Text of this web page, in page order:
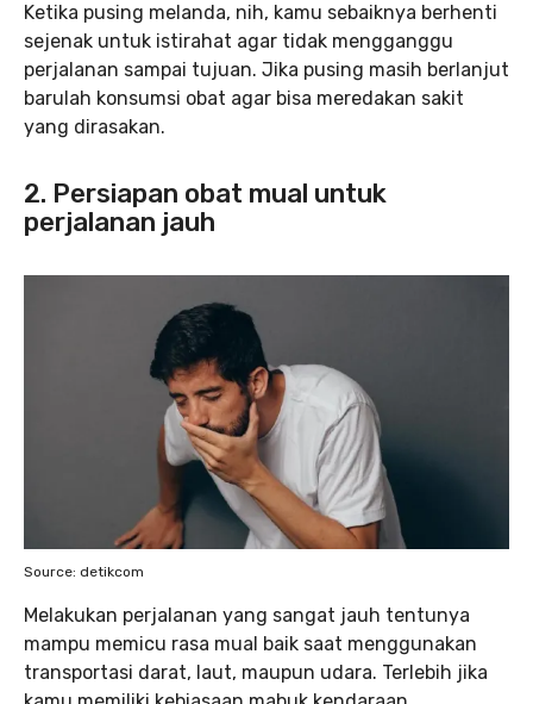
Ketika pusing melanda, nih, kamu sebaiknya berhenti
sejenak untuk istirahat agar tidak mengganggu
perjalanan sampai tujuan. Jika pusing masih berlanjut
barulah konsumsi obat agar bisa meredakan sakit
yang dirasakan.
2. Persiapan obat mual untuk
perjalanan jauh
Source: detikcom
Melakukan perjalanan yang sangat jauh tentunya
mampu memicu rasa mual baik saat menggunakan
transportasi darat, laut, maupun udara. Terlebih jika